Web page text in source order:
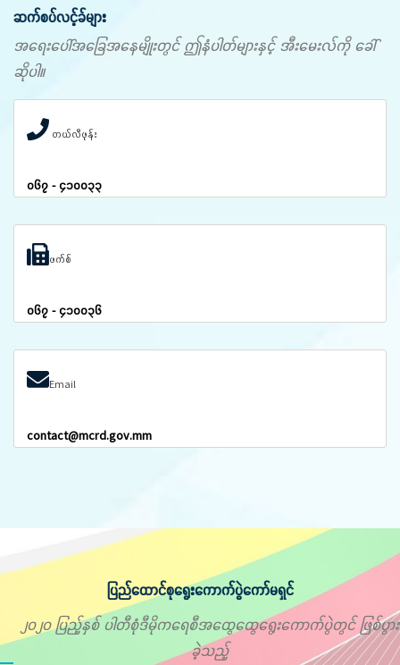
ဆက်စပ်လင့်ခ်များ
အရေးပေါ်အခြေအနေမျိုးတွင် ဤနံပါတ်များနှင့် အီးမေးလ်ကို ခေါ်
ဆိုပါ။
တယ်လီဖုန်း
၀၆၇ - ၄၁၀၀၃၃
ဖက်စ်
၀၆၇ - ၄၁၀၀၃၆
Email
contact@mcrd.gov.mm
ပြည်ထောင်စုရွေးကောက်ပွဲကော်မရှင်
၂၀၂၀ ပြည့်နှစ် ပါတီစုံဒီမိုကရေစီအထွေထွေရွေးကောက်ပွဲတွင် ဖြစ်ပွား
ခဲ့သည့်